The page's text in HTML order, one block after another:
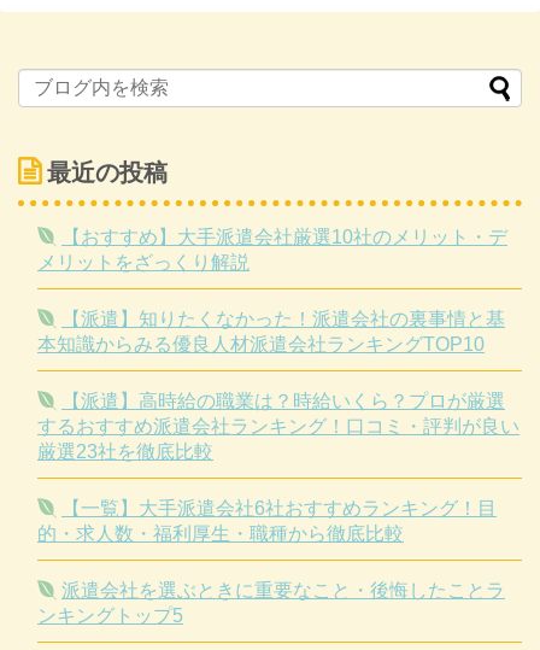
最近の投稿
【おすすめ】大手派遣会社厳選10社のメリット・デ
メリットをざっくり解説
【派遣】知りたくなかった！派遣会社の裏事情と基
本知識からみる優良人材派遣会社ランキングTOP10
【派遣】高時給の職業は？時給いくら？プロが厳選
するおすすめ派遣会社ランキング！口コミ・評判が良い
厳選23社を徹底比較
【一覧】大手派遣会社6社おすすめランキング！目
的・求人数・福利厚生・職種から徹底比較
派遣会社を選ぶときに重要なこと・後悔したことラ
ンキングトップ5